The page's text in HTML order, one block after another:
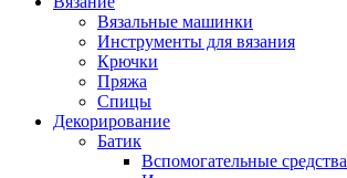
Вязальные машинки
Инструменты для вязания
Крючки
Пряжа
Спицы
Декорирование
Батик
Вспомогательные средства